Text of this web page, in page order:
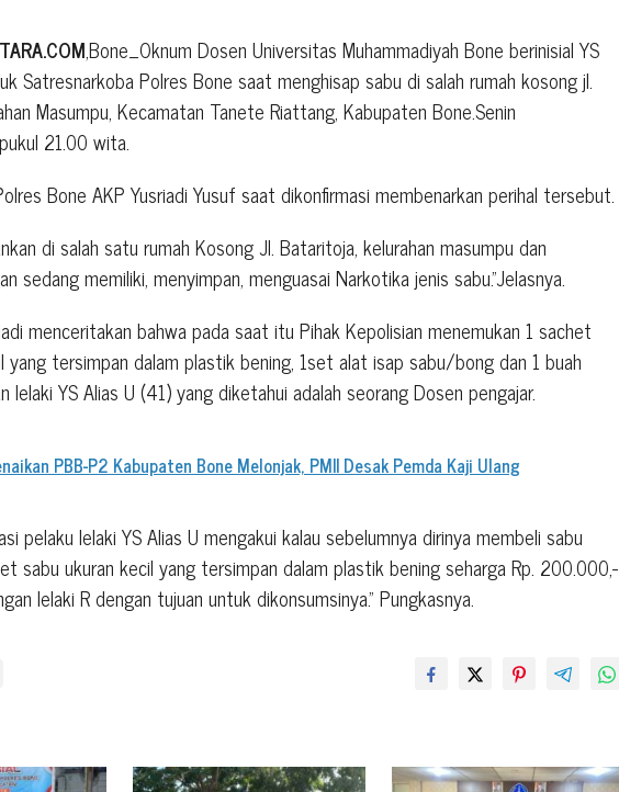
,Bone_Oknum Dosen Universitas Muhammadiyah Bone berinisial YS
Satresnarkoba Polres Bone saat menghisap sabu di salah rumah kosong jl.
Masumpu, Kecamatan Tanete Riattang, Kabupaten Bone.Senin
21.00 wita.
Bone AKP Yusriadi Yusuf saat dikonfirmasi membenarkan perihal tersebut.
di salah satu rumah Kosong Jl. Bataritoja, kelurahan masumpu dan
sedang memiliki, menyimpan, menguasai Narkotika jenis sabu.”Jelasnya.
menceritakan bahwa pada saat itu Pihak Kepolisian menemukan 1 sachet
yang tersimpan dalam plastik bening, 1set alat isap sabu/bong dan 1 buah
lelaki YS Alias U (41) yang diketahui adalah seorang Dosen pengajar.
PBB-P2 Kabupaten Bone Melonjak, PMII Desak Pemda Kaji Ulang
pelaku lelaki YS Alias U mengakui kalau sebelumnya dirinya membeli sabu
sabu ukuran kecil yang tersimpan dalam plastik bening seharga Rp. 200.000,-
lelaki R dengan tujuan untuk dikonsumsinya.” Pungkasnya.